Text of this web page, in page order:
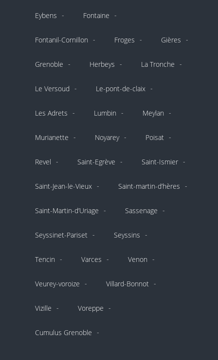
Eybens Fontaine
Fontanil-Cornillon Froges Gières
Grenoble Herbeys La Tronche
Le Versoud Le-pont-de-claix
Les Adrets Lumbin Meylan
Murianette Noyarey Poisat
Revel Saint-Egrève Saint-Ismier
Saint-Jean-le-Vieux Saint-martin-d’hères
Saint-Martin-d’Uriage Sassenage
Seyssinet-Pariset Seyssins
Tencin Varces Venon
Veurey-voroize Villard-Bonnot
Vizille Voreppe
Cumulus Grenoble